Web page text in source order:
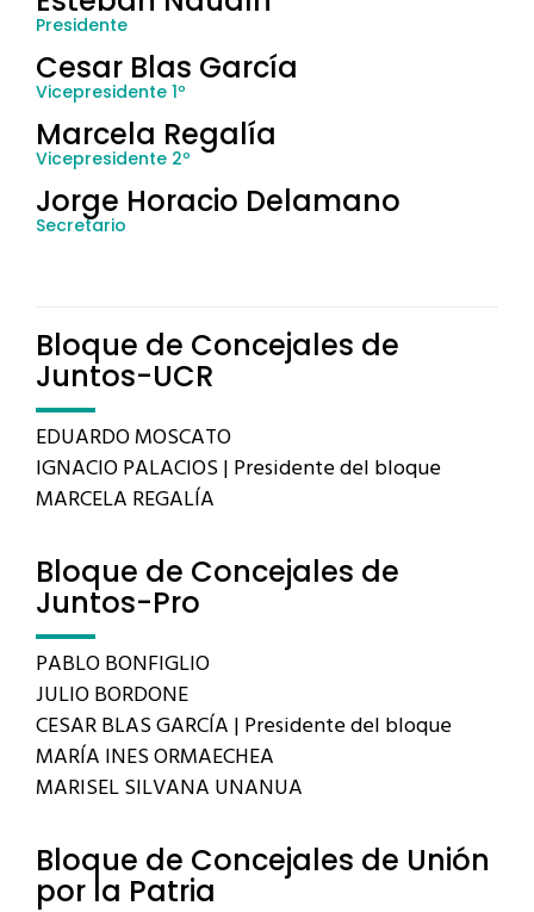
Presidente
Cesar Blas García
Vicepresidente 1º
Marcela Regalía
Vicepresidente 2º
Jorge Horacio Delamano
Secretario
Bloque de Concejales de
Juntos-UCR
EDUARDO MOSCATO
IGNACIO PALACIOS | Presidente del bloque
MARCELA REGALÍA
Bloque de Concejales de
Juntos-Pro
PABLO BONFIGLIO
JULIO BORDONE
CESAR BLAS GARCÍA | Presidente del bloque
MARÍA INES ORMAECHEA
MARISEL SILVANA UNANUA
Bloque de Concejales de Unión
por la Patria